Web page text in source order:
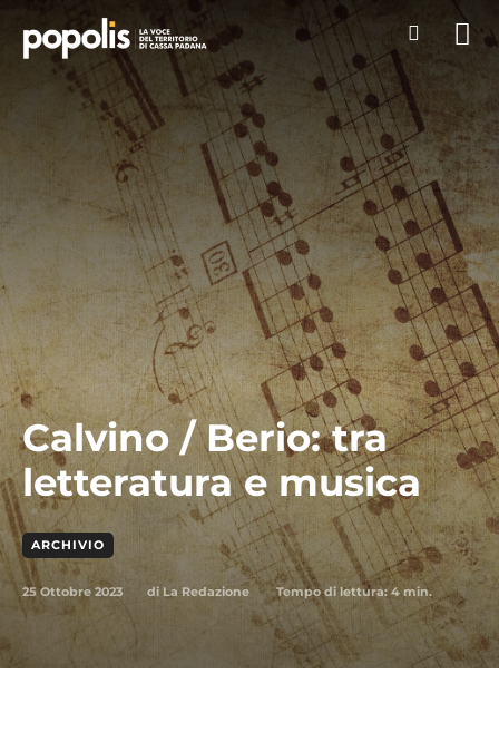
Calvino / Berio: tra
letteratura e musica
ARCHIVIO
25 Ottobre 2023 di La Redazione Tempo di lettura: 4 min.